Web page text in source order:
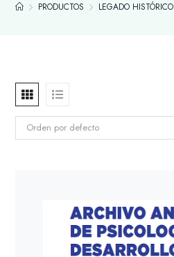
PRODUCTOS LEGADO HISTÓRICO
Orden por defecto